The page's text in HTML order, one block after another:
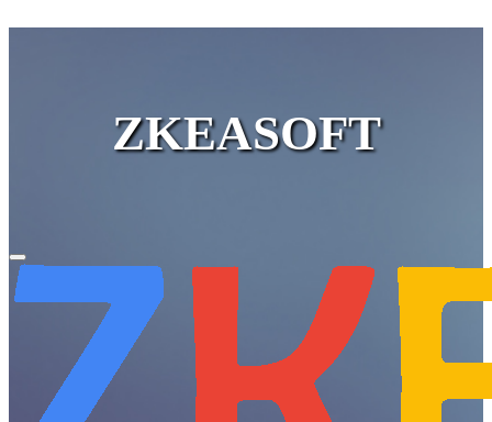
ZKEASOFT